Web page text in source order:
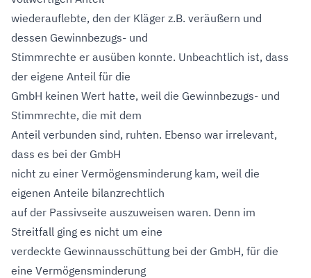
wiederauflebte, den der Kläger z.B. veräußern und
dessen Gewinnbezugs- und
Stimmrechte er ausüben konnte. Unbeachtlich ist, dass
der eigene Anteil für die
GmbH keinen Wert hatte, weil die Gewinnbezugs- und
Stimmrechte, die mit dem
Anteil verbunden sind, ruhten. Ebenso war irrelevant,
dass es bei der GmbH
nicht zu einer Vermögensminderung kam, weil die
eigenen Anteile bilanzrechtlich
auf der Passivseite auszuweisen waren. Denn im
Streitfall ging es nicht um eine
verdeckte Gewinnausschüttung bei der GmbH, für die
eine Vermögensminderung